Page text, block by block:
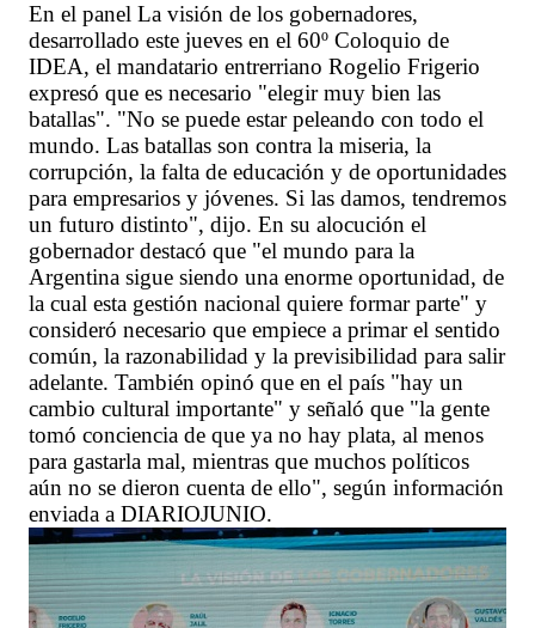
En el panel La visión de los gobernadores,
desarrollado este jueves en el 60º Coloquio de
IDEA, el mandatario entrerriano Rogelio Frigerio
expresó que es necesario "elegir muy bien las
batallas". "No se puede estar peleando con todo el
mundo. Las batallas son contra la miseria, la
corrupción, la falta de educación y de oportunidades
para empresarios y jóvenes. Si las damos, tendremos
un futuro distinto", dijo. En su alocución el
gobernador destacó que "el mundo para la
Argentina sigue siendo una enorme oportunidad, de
la cual esta gestión nacional quiere formar parte" y
consideró necesario que empiece a primar el sentido
común, la razonabilidad y la previsibilidad para salir
adelante. También opinó que en el país "hay un
cambio cultural importante" y señaló que "la gente
tomó conciencia de que ya no hay plata, al menos
para gastarla mal, mientras que muchos políticos
aún no se dieron cuenta de ello", según información
enviada a DIARIOJUNIO.